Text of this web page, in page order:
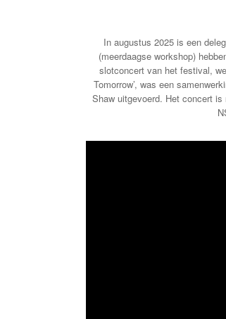
In augustus 2025 is een
(meerdaagse workshop)
slotconcert van het festival,
Tomorrow’, was een
Shaw uitgevoerd. Het concert